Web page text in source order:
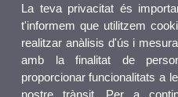
La teva privacitat és
t'informem que utilitzem
realitzar anàlisis d'ús i
amb la finalitat de
proporcionar funcionalitats a
nostre trànsit. Per a